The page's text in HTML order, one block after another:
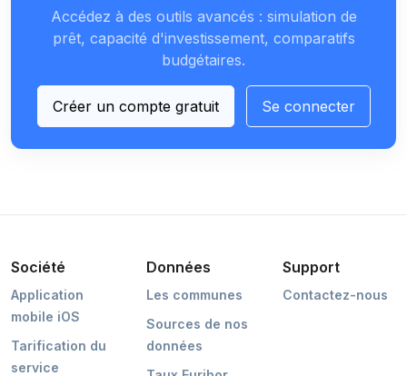
Accédez à des outils avancés : simulation de
prêt, capacité d'investissement, comparatifs
budgétaires.
Créer un compte gratuit Se connecter
Société
Application
mobile iOS
Tarification du
service
Données
Les communes
Sources de nos
données
Support
Contactez-nous